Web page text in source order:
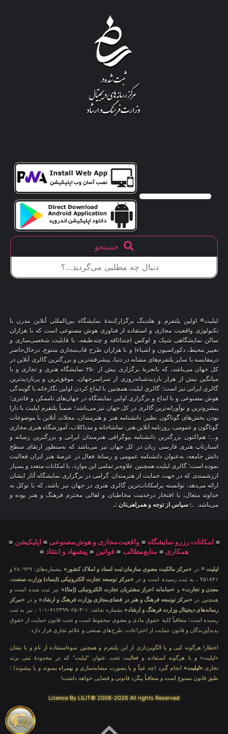
جستجو
لیلیت® اولین پلتفرم و هلدینگ برگزارکنندهٔ نمایشگاه بین‌المللی آنلاین مدرن با
تکنولوژی واقعیت مجازی و استفاده از فناوری هوش مصنوعی است که با هزاران
سالن نمایشگاهی شیک و لوکس (چنداتاقه و چندطبقه، با قابلیت شخصی‌سازی و
تغییر محیط، دکوراسیون و اشیاء) و با هزاران طرح قاب‌مجازی متنوع، درحال‌حاضر
درمقایسه با سایر پلتفرم‌های مشابه در دنیا، پیشرفته‌ترین و بزرگترین گالری آنلاین در
کل جهان می‌باشد، که باتجربهٔ برگزاری بیش از ۲۵۰ نمایشگاه هنری و تجاری و با
میانگین بیش از هزار بازدیدشبانه‌روزی از سراسرجهان، موفق‌ترین و پربازدیدترین
گالری ایرانی نیز است؛ گالری لیلیت همچنین با ابداع کردن اولین نگارخانه با گویندگی
هوش مصنوعی و با ابداع و برگزاری اولین نمایشگاه در جهان‌های ناممکن و فانتزی؛
پیشروترین و نوآورانه‌ترین گالری در کل جهان نیز می‌باشد؛ ضمناً پلتفرم لیلیت با دارا
بودن بخش‌های گوناگون نظیر: دانشنامه هنر و هنرمندان، مجلات آنلاین با موضوعات
گوناگون و عمومی، روزنامه آنلاین هنر، تماشاخانه و مدیاکلاب، آموزشگاه هنری مجازی
و…؛ هم‌اکنون بزرگترین دانشنامه بیوگرافی هنرمندان ایرانی و بزرگترین رسانه و
استارتاپ هنری فارسی زبان در کل جهان نیز می‌باشد که به‌منظور ارتقای سطح
دانش جامعه، به‌عنوان دانشنامه عمومی و رسانهٔ فعال در عرصهٔ هنر ایران فعالیت
نموده است؛ گالری لیلیت همچنین علاوه‌بر تمامی این موارد، با امکانات متعدد و بسیار
ارزشمندی که در جهت حمایت از هنرمندان گرامی در برگزاری نمایشگاه آثار ایشان
ارائه می‌دهد، توانسته پرامکانات‌ترین گالری هنری در جهان نیز باشد، که با توکل به
خداوند متعال، با افتخار درخدمت مخاطبان و اهالی محترم فرهنگ و هنر بوده و
می‌باشد. .: سپاس از توجه و همراهی‌تان :.
≡ امکانات رزرو نمایشگاه ≡واقعیت‌مجازی و هوش‌مصنوعی ≡ اپلیکیشن ≡
همکاری ≡ منابع‌مطالب ≡ قوانین ≡ پیشنهاد و انتقاد ≡
لیلیت® در «مرکز مالکیت معنوی سازمان ثبت اسناد و املاک کشور»
بشماره‌های: ۲۸۰۹۲۹ و
۴۵۱۸۴۱ ، به ثبت رسیده است و در
«مرکز توسعه تجارت الکترونیکی (اینماد) وزارت صنعت،
معدن و تجارت»و «سامانه احراز مشتریان تجارت الکترونیکی (اِمتا)» نیز ثبت شده است و
همچنین در «مرکز توسعه فرهنگ و هنر در فضای‌مجازی وزارت فرهنگ و ارشاد» و در «مرکز
رسانه‌های دیجیتال وزارت فرهنگ و ارشاد»
بشماره شامَد: ۱-۳-۶۵-۷۱۲۳۹۹-۱-۱ ، نیز به ثبت
رسیده است؛ متعاقباً کلیهٔ حقوق مادی و معنوی محفوظ است و تحت قانون حمایت از حقوق
پدیدآورندگان و قانون حمایت از اختراعات، طرح‌های صنعتی و علائم تجاری قرار دارد.
اخطار! هرگونه کپی و یا الگوبرداری از این پلتفرم و همچنین سوءاستفاده از نام و یا نشان
«لیلیت» و یا هرگونه استفاده و فعالیت تحت عنوان “لیلیت” که در محدودهٔ ثبتی برند
تجاری «لیلیت» انجام گیرد (چه عیناً و یا بصورت مشابه‌سازی و بهمراه پسوند و یا پیشوند) ؛
طبق قانون ممنوع است و متعاقباً پیگرد قانونی و قضایی خواهد داشت!
Licence By LILIT© 2008-2026 All rights Reserved